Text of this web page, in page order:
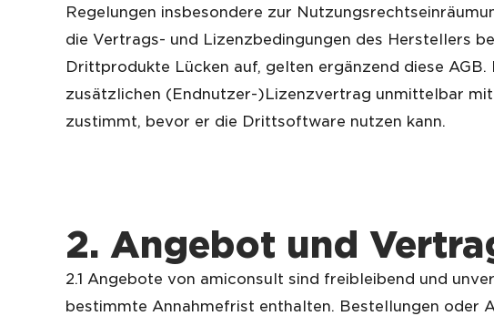
Regelungen insbesondere zur
die Vertrags- und Lizenzbedingungen des Herstellers
Drittprodukte Lücken auf, gelten ergänzend diese AGB.
zusätzlichen (Endnutzer-)Lizenzvertrag unmittelbar
zustimmt, bevor er die Drittsoftware nutzen kann.
2. Angebot und
2.1 Angebote von amiconsult sind freibleibend und
bestimmte Annahmefrist enthalten. Bestellungen oder